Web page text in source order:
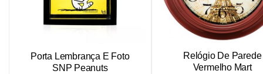
Porta Lembrança E Foto
SNP Peanuts
Relógio De Parede
Vermelho Mart